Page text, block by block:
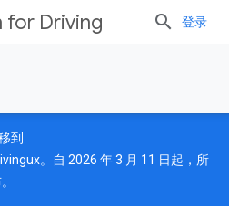
for Driving 登录
到
。自 2026 年 3 月 11 日起，所